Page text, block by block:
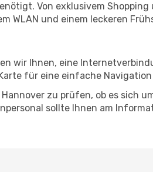
Von exklusivem
WLAN und einem leckeren
wir Ihnen, eine
für eine einfache
zu prüfen, ob es sich
sollte Ihnen am